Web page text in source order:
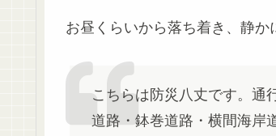
お昼くらいから落ち着き、静か
こちらは防災八丈です。通
道路・鉢巻道路・横間海岸